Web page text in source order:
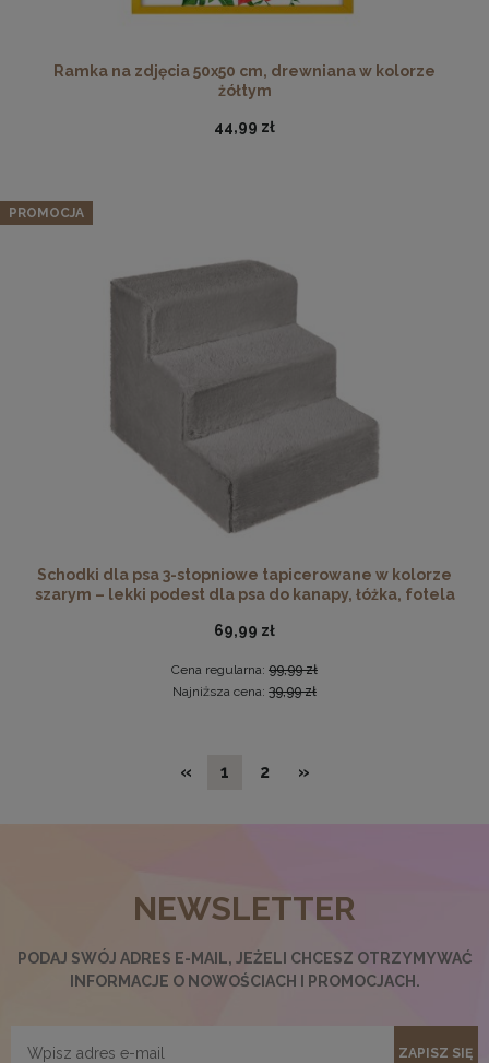
Ramka na zdjęcia A4 21 x 29,7 cm zielona, z naturalnego
32,99 zł
Ramka na zdjęcia 50x50 cm, drewniana w kolorze
żółtym
44,99 zł
Schodki dla psa 3-stopniowe tapicerowane w kolorze
szarym – lekki podest dla psa do kanapy, łóżka, fotela
69,99 zł
Cena regularna: 99,99 zł
Najniższa cena: 39,99 zł
PROMOCJA
« 1 2 »
NEWSLETTER
PODAJ SWÓJ ADRES E-MAIL, JEŻELI CHCESZ OTRZYMYWAĆ
INFORMACJE O NOWOŚCIACH I PROMOCJACH.
ZAPISZ SIĘ